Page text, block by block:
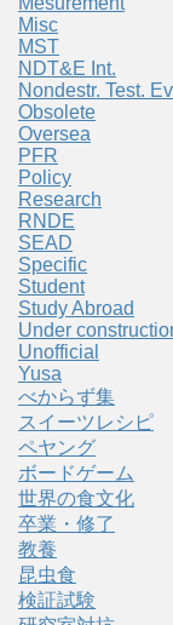
Misc
MST
NDT&E Int.
Nondestr. Test.
Obsolete
Oversea
PFR
Policy
Research
RNDE
SEAD
Specific
Student
Study Abroad
Under
Unofficial
Yusa
べからず集
スイーツレシピ
ペヤング
ボードゲーム
世界の食文化
卒業・修了
教養
昆虫食
検証試験